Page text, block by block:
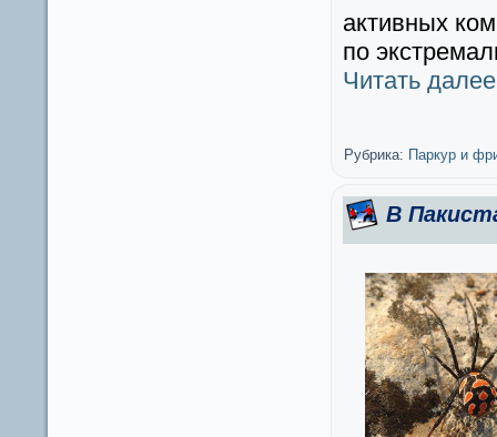
активных
по
Читать
Рубрика: Паркур и
В